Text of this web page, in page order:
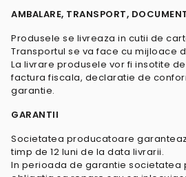
AMBALARE, TRANSPORT,
Produsele se livreaza in cutii de
Transportul se va face cu mijloace
La livrare produsele vor fi insotite
factura fiscala, declaratie de
garantie.
GARANTII
Societatea producatoare
timp de 12 luni de la data livrarii.
In perioada de garantie societatea